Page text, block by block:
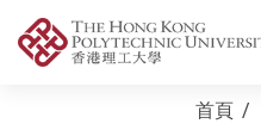
首頁